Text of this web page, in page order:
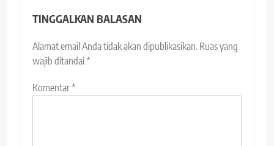
TINGGALKAN BALASAN
Alamat email Anda tidak akan dipublikasikan. Ruas yang
wajib ditandai*
Komentar*